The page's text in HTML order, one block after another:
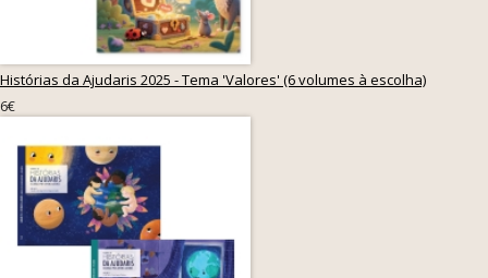
Histórias da Ajudaris 2025 - Tema 'Valores' (6 volumes à escolha)
6€